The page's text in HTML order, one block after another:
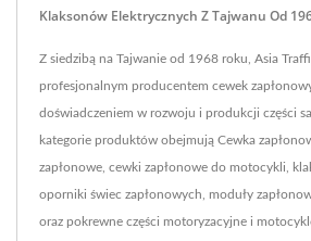
Klaksonów Elektrycznych Z Tajwanu Od
Z siedzibą na Tajwanie od 1968 roku, Asia
profesjonalnym producentem cewek
doświadczeniem w rozwoju i produkcji części
kategorie produktów obejmują Cewka
zapłonowe, cewki zapłonowe do motocykli,
oporniki świec zapłonowych, moduły
oraz pokrewne części motoryzacyjne i